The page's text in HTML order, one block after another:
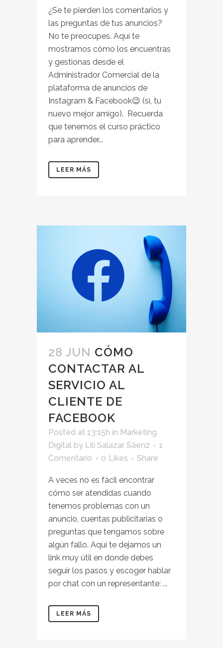
¿Se te pierden los comentarios y
las preguntas de tus anuncios?
No te preocupes. Aquí te
mostramos cómo los encuentras
y gestionas desde el
Administrador Comercial de la
plataforma de anuncios de
Instagram & Facebook😉 (si, tu
nuevo mejor amigo).⁣⁣ ⁣⁣ Recuerda
que tenemos el curso práctico
para aprender...
LEER MÁS
28 JUN CÓMO
CONTACTAR AL
SERVICIO AL
CLIENTE DE
FACEBOOK
Posted at 13:15h in Marketing
Digital by Lili Salazar Sáenz
1
Comentario
0 Likes Share
A veces no es fácil encontrar
cómo ser atendidas cuando
tenemos problemas con un
anuncio, cuentas publicitarias o
preguntas que tengamos sobre
algún fallo. Aquí te dejamos un
link muy útil en donde debes
seguir los pasos y escoger hablar
por chat con un representante: ...
LEER MÁS